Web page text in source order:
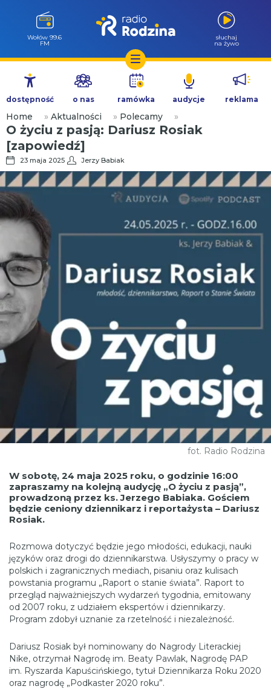
Przejdź
treści
Wołów 99.6
FM
słuchaj
na żywo
dostępność o nas ramówka audycje reklama
Home » Aktualności » Polecamy »
O życiu z pasją: Dariusz Rosiak
[zapowiedź]
23 maja 2025 Jerzy Babiak
fot. Radio Rodzina
W sobotę, 24 maja 2025 roku, o godzinie 16:00
zapraszamy na kolejną audycję „O życiu z pasją”,
prowadzoną przez ks. Jerzego Babiaka. Gościem
będzie ceniony dziennikarz i reportażysta – Dariusz
Rosiak.
Rozmowa dotyczyć będzie jego młodości, edukacji, nauki
języków oraz drogi do dziennikarstwa. Usłyszymy o pracy w
polskich i zagranicznych mediach, pisaniu oraz kulisach
powstania programu „Raport o stanie świata”. Raport to
przegląd najważniejszych wydarzeń tygodnia, emitowany
od 2007 roku, z udziałem ekspertów i dziennikarzy.
Program zdobył uznanie za rzetelność i niezależność.
Dariusz Rosiak był nominowany do Nagrody Literackiej
Nike, otrzymał Nagrodę im. Beaty Pawlak, Nagrodę PAP
im. Ryszarda Kapuścińskiego, tytuł Dziennikarza Roku 2020
oraz nagrodę „Podkaster 2020 roku”.